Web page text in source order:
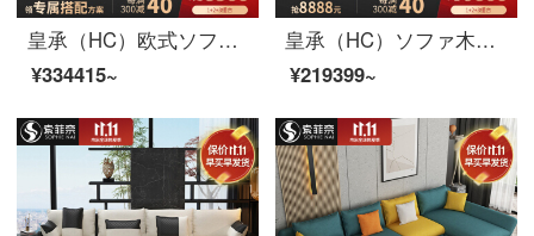
皇承（HC）欧式ソファアメリカンリビングセット本革の木の彫刻家具セット628シングル+二人+四人セット
¥334415~
皇承（HC）ソファ木ソファ欧式家具本革ソファー豪華セット3人乗り832【欧式黒古典】シングル+ツイン+3人
¥219399~